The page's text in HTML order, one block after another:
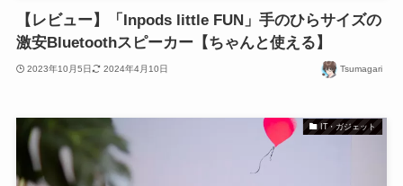
【レビュー】「Inpods little FUN」手のひらサイズの
激安Bluetoothスピーカー【ちゃんと使える】
2023年10月5日 2024年4月10日 Tsumagari
IT・ガジェット